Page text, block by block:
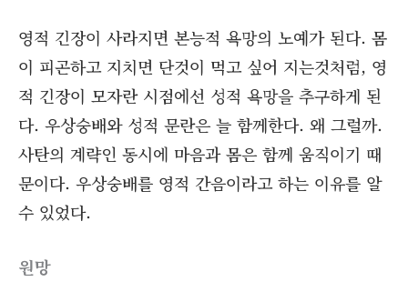
영적 긴장이 사라지면 본능적 욕망의 노예가 된다. 몸
이 피곤하고 지치면 단것이 먹고 싶어 지는것처럼, 영
적 긴장이 모자란 시점에선 성적 욕망을 추구하게 된
다. 우상숭배와 성적 문란은 늘 함께한다. 왜 그럴까.
사탄의 계략인 동시에 마음과 몸은 함께 움직이기 때
문이다. 우상숭배를 영적 간음이라고 하는 이유를 알
수 있었다.
원망